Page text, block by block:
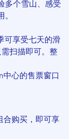
多个雪山、感受
可享受七天的滑
扫描即可。整
心的售票窗口
合购买，即可享